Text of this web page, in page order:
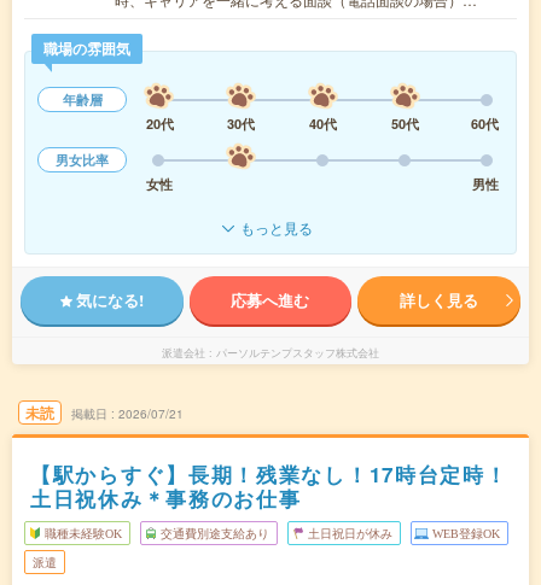
職場の雰囲気
年齢層
20代
30代 40代 50代
60代
男女比率
女性
男性
もっと見る
気になる! 応募へ進む 詳しく見る
派遣会社 パーソルテンプスタッフ株式会社
未読 掲載日 2026/07/21
【駅からすぐ】長期！残業なし！17時台定時！
土日祝休み＊事務のお仕事
職種未経験OK 交通費別途支給あり 土日祝日が休み WEB登録OK
派遣